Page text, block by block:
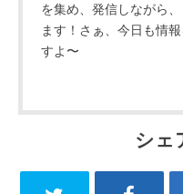
を集め、発信しながら
ます！さぁ、今日も情
すよ〜
シェ